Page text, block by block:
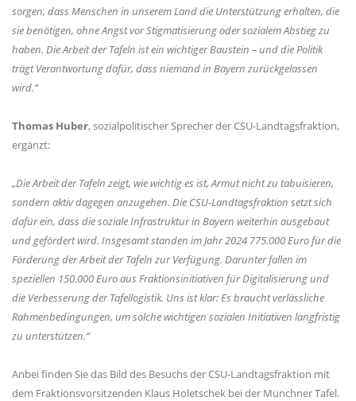
sorgen, dass Menschen in unserem Land die Unterstützung erhalten, die
sie benötigen, ohne Angst vor Stigmatisierung oder sozialem Abstieg zu
haben. Die Arbeit der Tafeln ist ein wichtiger Baustein – und die Politik
trägt Verantwortung dafür, dass niemand in Bayern zurückgelassen
wird.“
Thomas Huber, sozialpolitischer Sprecher der CSU-Landtagsfraktion,
ergänzt:
Die Arbeit der Tafeln zeigt, wie wichtig es ist, Armut nicht zu tabuisieren,
sondern aktiv dagegen anzugehen. Die CSU-Landtagsfraktion setzt sich
dafür ein, dass die soziale Infrastruktur in Bayern weiterhin ausgebaut
und gefördert wird. Insgesamt standen im Jahr 2024 775.000 Euro für die
Förderung der Arbeit der Tafeln zur Verfügung. Darunter fallen im
speziellen 150.000 Euro aus Fraktionsinitiativen für Digitalisierung und
die Verbesserung der Tafellogistik. Uns ist klar: Es braucht verlässliche
Rahmenbedingungen, um solche wichtigen sozialen Initiativen langfristig
zu unterstützen.“
Anbei finden Sie das Bild des Besuchs der CSU-Landtagsfraktion mit
dem Fraktionsvorsitzenden Klaus Holetschek bei der Münchner Tafel.